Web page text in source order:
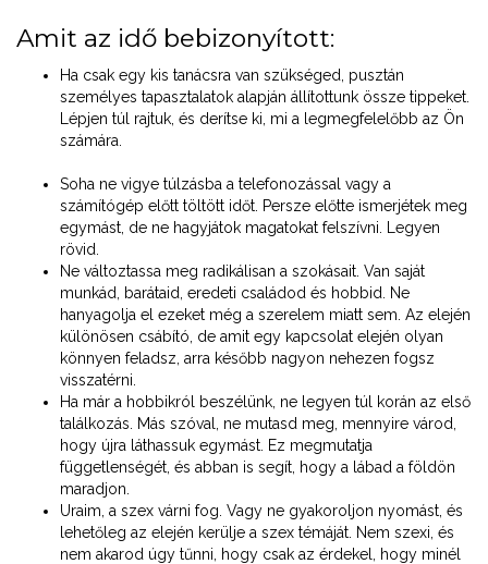
Amit az idő bebizonyított:
Ha csak egy kis tanácsra van szükséged, pusztán
személyes tapasztalatok alapján állítottunk össze tippeket.
Lépjen túl rajtuk, és derítse ki, mi a legmegfelelőbb az Ön
számára.
Soha ne vigye túlzásba a telefonozással vagy a
számítógép előtt töltött időt. Persze előtte ismerjétek meg
egymást, de ne hagyjátok magatokat felszívni. Legyen
rövid.
Ne változtassa meg radikálisan a szokásait. Van saját
munkád, barátaid, eredeti családod és hobbid. Ne
hanyagolja el ezeket még a szerelem miatt sem. Az elején
különösen csábító, de amit egy kapcsolat elején olyan
könnyen feladsz, arra később nagyon nehezen fogsz
visszatérni.
Ha már a hobbikról beszélünk, ne legyen túl korán az első
találkozás. Más szóval, ne mutasd meg, mennyire várod,
hogy újra láthassuk egymást. Ez megmutatja
függetlenségét, és abban is segít, hogy a lábad a földön
maradjon.
Uraim, a szex várni fog. Vagy ne gyakoroljon nyomást, és
lehetőleg az elején kerülje a szex témáját. Nem szexi, és
nem akarod úgy tűnni, hogy csak az érdekel, hogy minél